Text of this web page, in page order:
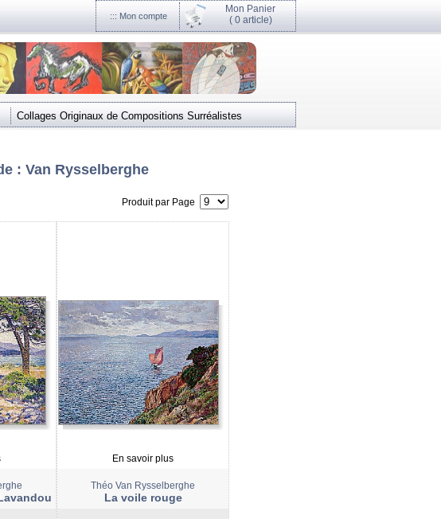
::: Mon compte
Mon Panier
( 0 article)
Collages Originaux de Compositions Surréalistes
: Van Rysselberghe
Produit par Page
En savoir plus
Théo Van Rysselberghe
La voile rouge